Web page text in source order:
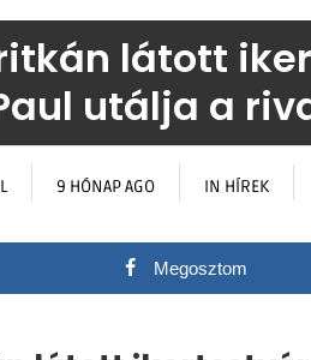
látott
utálja a
9 HÓNAP AGO IN HÍREK
Megosztom